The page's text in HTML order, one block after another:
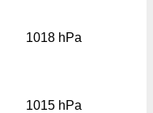
1018 hPa
1015 hPa